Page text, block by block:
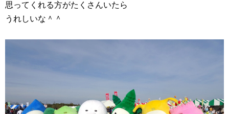
思ってくれる方がたくさんいたら
うれしいな＾＾